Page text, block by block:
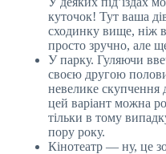
куточок! Тут ваша
сходинку вище, ніж
просто зручно, але
У парку. Гуляючи
своєю другою
невелике скупчення
цей варіант можна
тільки в тому
пору року.
Кінотеатр — ну, це